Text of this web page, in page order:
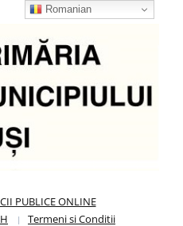
PUBLICE ONLINE
Termeni si Conditii
Romanian